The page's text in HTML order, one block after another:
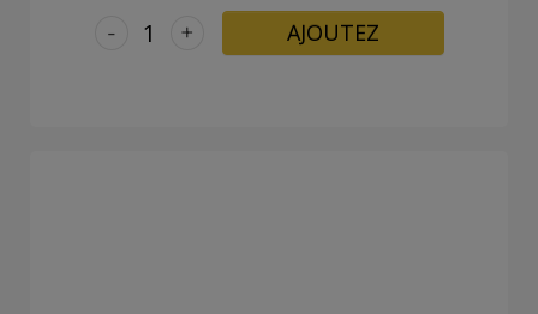
+
- AJOUTEZ